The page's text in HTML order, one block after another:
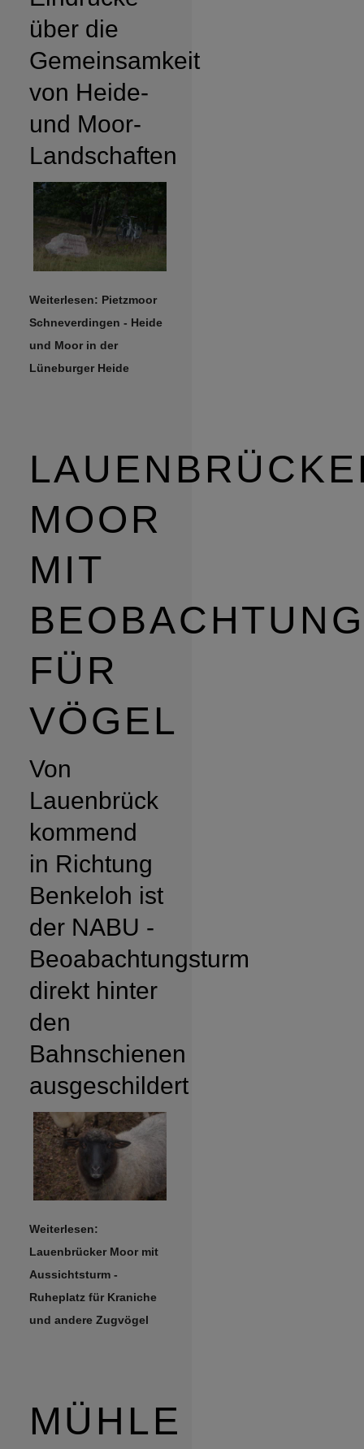
über die
Gemeinsamkeit
von Heide-
und Moor-
Landschaften
Weiterlesen: Pietzmoor
Schneverdingen - Heide
und Moor in der
Lüneburger Heide
MOOR
MIT
FÜR
VÖGEL
Von
Lauenbrück
kommend
in Richtung
Benkeloh ist
der NABU -
Beoabachtungsturm
direkt hinter
den
Bahnschienen
ausgeschildert
Weiterlesen:
Lauenbrücker Moor mit
Aussichtsturm -
Ruheplatz für Kraniche
und andere Zugvögel
MÜHLE